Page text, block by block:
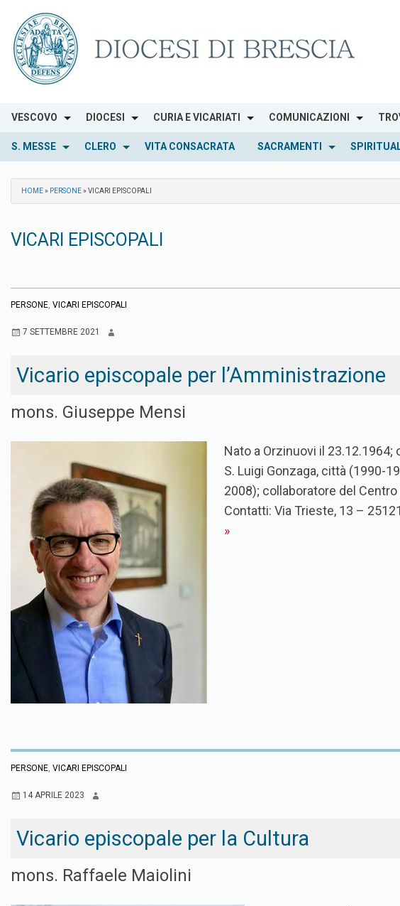
content
VESCOVO DIOCESI CURIA E VICARIATI COMUNICAZIONI
S. MESSE CLERO VITA CONSACRATA SACRAMENTI
HOME» PERSONE»VICARI EPISCOPALI
VICARI EPISCOPALI
PERSONE, VICARI EPISCOPALI
7 SETTEMBRE 2021
Vicario episcopale per l’Amministrazione
mons. Giuseppe Mensi
Nato a Orzinuovi il
S. Luigi Gonzaga, città (1990-
2008); collaboratore del
Contatti: Via Trieste, 13 –
»
PERSONE, VICARI EPISCOPALI
14 APRILE 2023
Vicario episcopale per la Cultura
mons. Raffaele Maiolini